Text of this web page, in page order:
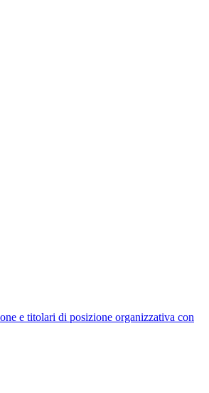
e titolari di posizione organizzativa con